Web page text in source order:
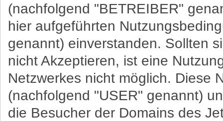
(nachfolgend "BETREIBER"
hier aufgeführten
genannt) einverstanden. Sollten
nicht Akzeptieren, ist eine
Netzwerkes nicht möglich. Diese
(nachfolgend "USER" genannt)
die Besucher der Domains des